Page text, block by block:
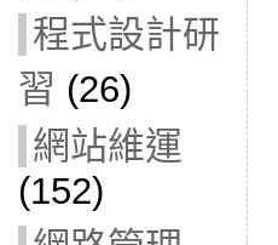
程式設計研
習 (26)
網站維運
(152)